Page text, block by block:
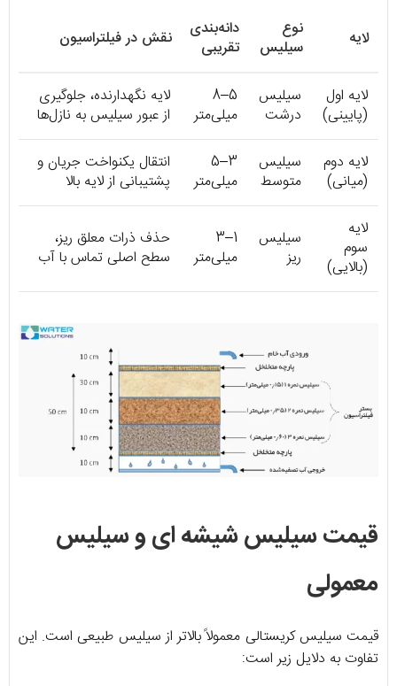
لایه
نوع
سیلیس
دانه‌بندی
تقریبی
نقش در فیلتراسیون
لایه اول
(پایینی)
سیلیس
درشت
5–8
میلی‌متر
لایه نگهدارنده، جلوگیری
از عبور سیلیس به نازل‌ها
لایه دوم
(میانی)
سیلیس
متوسط
3–5
میلی‌متر
انتقال یکنواخت جریان و
پشتیبانی از لایه بالا
لایه
سوم
(بالایی)
سیلیس
ریز
1–3
میلی‌متر
حذف ذرات معلق ریز،
سطح اصلی تماس با آب
قیمت سیلیس شیشه ای و سیلیس
معمولی
قیمت سیلیس کریستالی معمولاً بالاتر از سیلیس طبیعی است. این
تفاوت به دلایل زیر است: